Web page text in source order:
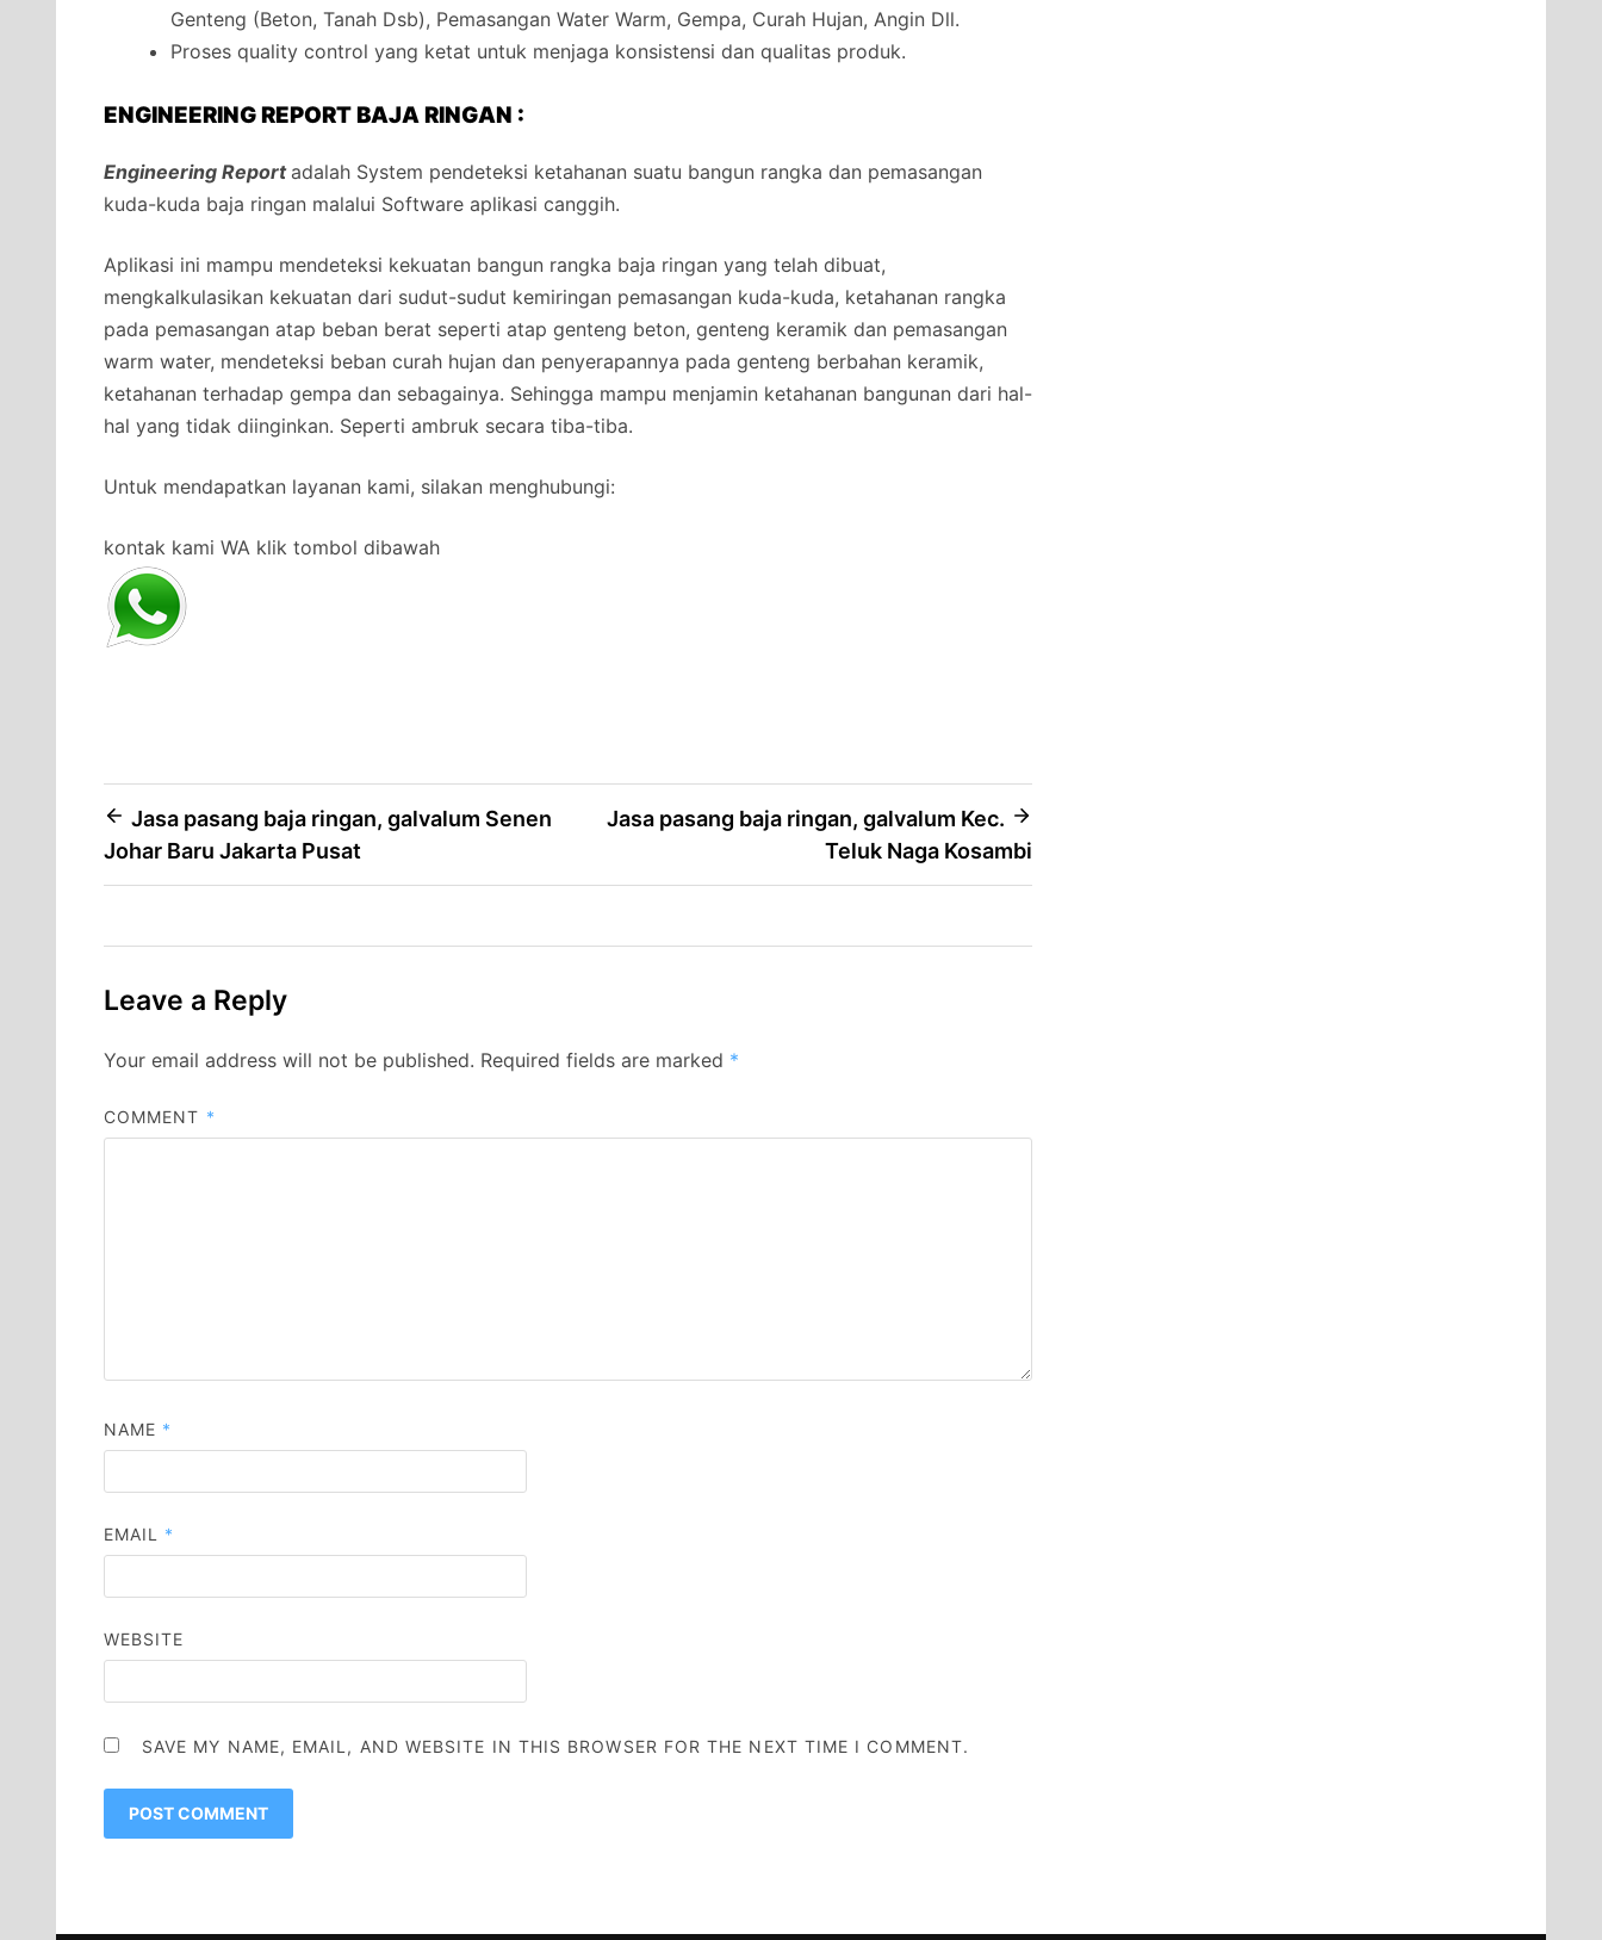
Genteng (Beton, Tanah Dsb), Pemasangan Water Warm, Gempa, Curah Hujan, Angin Dll.
Proses quality control yang ketat untuk menjaga konsistensi dan qualitas produk.
ENGINEERING REPORT BAJA RINGAN :
Engineering Reportadalah System pendeteksi ketahanan suatu bangun rangka dan pemasangan
kuda-kuda baja ringan malalui Software aplikasi canggih.
Aplikasi ini mampu mendeteksi kekuatan bangun rangka baja ringan yang telah dibuat,
mengkalkulasikan kekuatan dari sudut-sudut kemiringan pemasangan kuda-kuda, ketahanan rangka
pada pemasangan atap beban berat seperti atap genteng beton, genteng keramik dan pemasangan
warm water, mendeteksi beban curah hujan dan penyerapannya pada genteng berbahan keramik,
ketahanan terhadap gempa dan sebagainya. Sehingga mampu menjamin ketahanan bangunan dari hal-
hal yang tidak diinginkan. Seperti ambruk secara tiba-tiba.
Untuk mendapatkan layanan kami, silakan menghubungi:
kontak kami WA klik tombol dibawah
Post
navigation
Jasa pasang baja ringan, galvalum Senen
Johar Baru Jakarta Pusat
Jasa pasang baja ringan, galvalum Kec.
Teluk Naga Kosambi
Leave a Reply
Your email address will not be published. Required fields are marked *
COMMENT *
NAME *
EMAIL *
WEBSITE
SAVE MY NAME, EMAIL, AND WEBSITE IN THIS BROWSER FOR THE NEXT TIME I COMMENT.